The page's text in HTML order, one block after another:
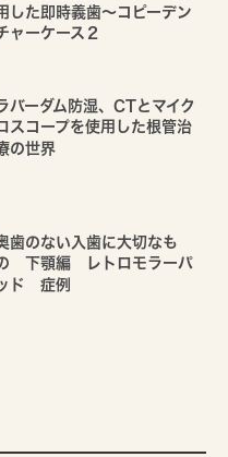
した即時義歯～コピーデン
ャーケース２
バーダム防湿、CTとマイク
スコープを使用した根管治
の世界
歯のない入歯に大切なも
下顎編 レトロモラーパ
ド 症例